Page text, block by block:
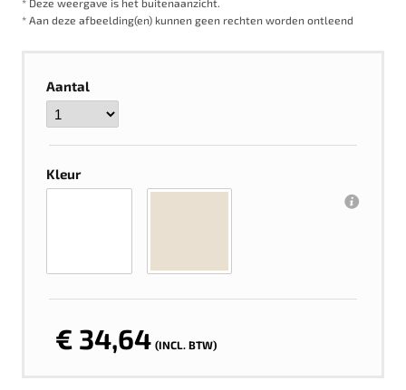
* Deze weergave is het buitenaanzicht.
* Aan deze afbeelding(en) kunnen geen rechten worden ontleend
Aantal
Kleur
€ 34,64 (INCL. BTW)